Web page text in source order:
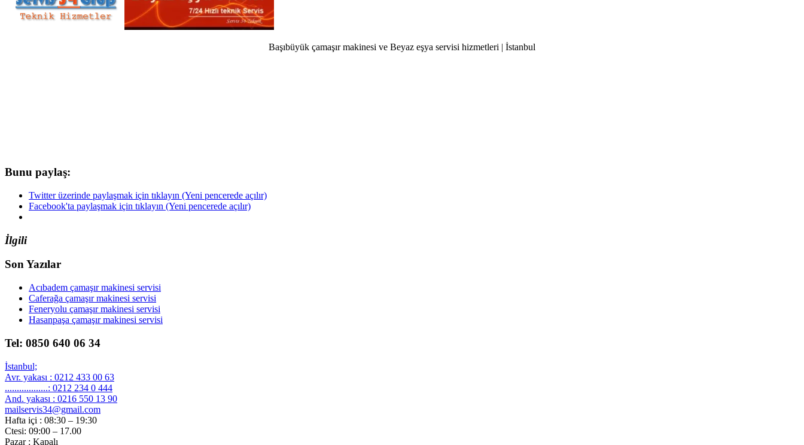
Başıbüyük çamaşır makinesi ve Beyaz eşya servisi hizmetleri | İstanbul
Bunu paylaş:
Twitter üzerinde paylaşmak için tıklayın (Yeni pencerede açılır)
Facebook'ta paylaşmak için tıklayın (Yeni pencerede açılır)
İlgili
Son Yazılar
Acıbadem çamaşır makinesi servisi
Caferağa çamaşır makinesi servisi
Feneryolu çamaşır makinesi servisi
Hasanpaşa çamaşır makinesi servisi
Tel: 0850 640 06 34
İstanbul;
Avr. yakası : 0212 433 00 63
..................: 0212 234 0 444
And. yakası : 0216 550 13 90
mailservis34@gmail.com
Hafta içi : 08:30 – 19:30
Ctesi: 09:00 – 17.00
Pazar : Kapalı